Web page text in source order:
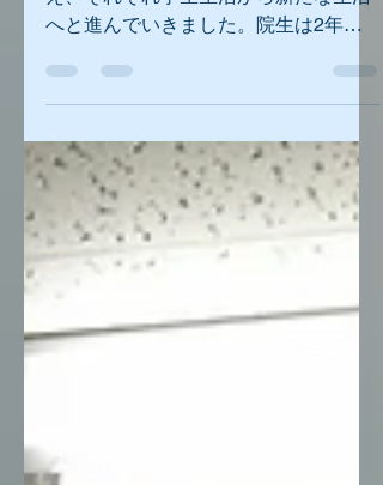
今年もみな無事に修了式・卒業式を終
へと進んでいきました。院生は2年
間、学部生1年の短い期間でしたが、
同じ研究室のメンバーとして楽しく過
ごせました。指導教員として至らぬと
ころも多々あったかと思いますが、反
面教師としてもらえれば。。。修了・
卒業...